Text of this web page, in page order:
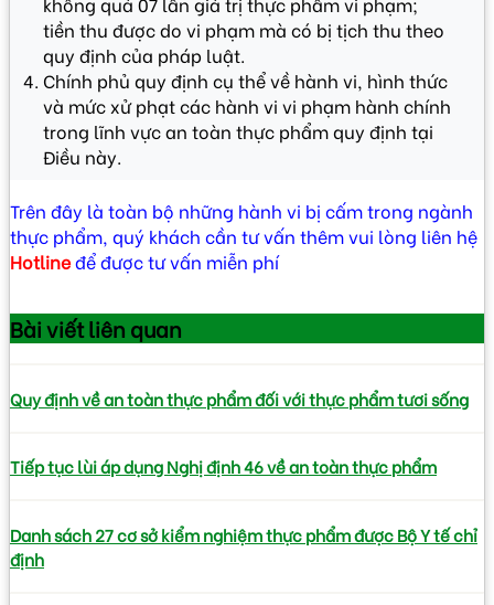
tiền thu được do vi phạm mà có bị tịch thu theo
quy định của pháp luật.
Chính phủ quy định cụ thể về hành vi, hình thức
và mức xử phạt các hành vi vi phạm hành chính
trong lĩnh vực an toàn thực phẩm quy định tại
Điều này.
Trên đây là toàn bộ những hành vi bị cấm trong ngành
thực phẩm, quý khách cần tư vấn thêm vui lòng liên hệ
Hotlineđể được tư vấn miễn phí
Bài viếtliên quan
Quy định về an toàn thực phẩm đối với thực phẩm tươi sống
Tiếp tục lùi áp dụng Nghị định 46 về an toàn thực phẩm
Danh sách 27 cơ sở kiểm nghiệm thực phẩm được Bộ Y tế chỉ
định